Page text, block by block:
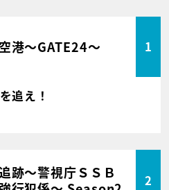
港～GATE24～ 1
追え！
跡～警視庁ＳＳＢ
2